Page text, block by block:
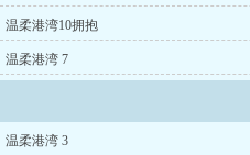
温柔港湾10拥抱
温柔港湾 7
温柔港湾 3